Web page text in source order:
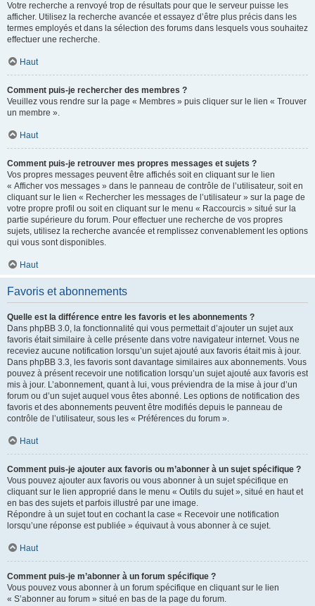
Votre recherche a renvoyé trop de résultats pour que le serveur puisse les
afficher. Utilisez la recherche avancée et essayez d’être plus précis dans les
termes employés et dans la sélection des forums dans lesquels vous souhaitez
effectuer une recherche.
Haut
Comment puis-je rechercher des membres ?
Veuillez vous rendre sur la page « Membres » puis cliquer sur le lien « Trouver
un membre ».
Haut
Comment puis-je retrouver mes propres messages et sujets ?
Vos propres messages peuvent être affichés soit en cliquant sur le lien
« Afficher vos messages » dans le panneau de contrôle de l’utilisateur, soit en
cliquant sur le lien « Rechercher les messages de l’utilisateur » sur la page de
votre propre profil ou soit en cliquant sur le menu « Raccourcis » situé sur la
partie supérieure du forum. Pour effectuer une recherche de vos propres
sujets, utilisez la recherche avancée et remplissez convenablement les options
qui vous sont disponibles.
Haut
Favoris et abonnements
Quelle est la différence entre les favoris et les abonnements ?
Dans phpBB 3.0, la fonctionnalité qui vous permettait d’ajouter un sujet aux
favoris était similaire à celle présente dans votre navigateur internet. Vous ne
receviez aucune notification lorsqu’un sujet ajouté aux favoris était mis à jour.
Dans phpBB 3.3, les favoris sont davantage similaires aux abonnements. Vous
pouvez à présent recevoir une notification lorsqu’un sujet ajouté aux favoris est
mis à jour. L’abonnement, quant à lui, vous préviendra de la mise à jour d’un
forum ou d’un sujet auquel vous êtes abonné. Les options de notification des
favoris et des abonnements peuvent être modifiés depuis le panneau de
contrôle de l’utilisateur, sous les « Préférences du forum ».
Haut
Comment puis-je ajouter aux favoris ou m’abonner à un sujet spécifique ?
Vous pouvez ajouter aux favoris ou vous abonner à un sujet spécifique en
cliquant sur le lien approprié dans le menu « Outils du sujet », situé en haut et
en bas des sujets et parfois illustré par une image.
Répondre à un sujet tout en cochant la case « Recevoir une notification
lorsqu’une réponse est publiée » équivaut à vous abonner à ce sujet.
Haut
Comment puis-je m’abonner à un forum spécifique ?
Vous pouvez vous abonner à un forum spécifique en cliquant sur le lien
« S’abonner au forum » situé en bas de la page du forum.